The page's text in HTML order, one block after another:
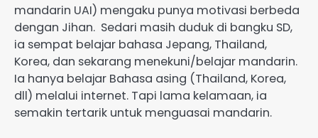
mandarin UAI) mengaku punya motivasi berbeda
dengan Jihan. Sedari masih duduk di bangku SD,
ia sempat belajar bahasa Jepang, Thailand,
Korea, dan sekarang menekuni/belajar mandarin.
Ia hanya belajar Bahasa asing (Thailand, Korea,
dll) melalui internet. Tapi lama kelamaan, ia
semakin tertarik untuk menguasai mandarin.